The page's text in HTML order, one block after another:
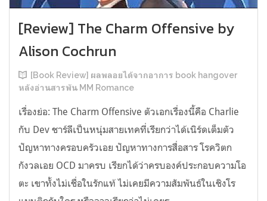
[Review] The Charm Offensive by
Alison Cochrun
[Book Review] ผลพลอยได้จากอาการ book hangover
หลังอ่านสารพัน MM Romance
เรื่องย่อ: The Charm Offensive ตัวเอกเรื่องนี้คือ Charlie
กับ Dev ชาร์ลีเป็นหนุ่มสายเทคที่เรียกว่าได้เนิร์ดเต็มตัว
ปัญหาทางครอบครัวเอย ปัญหาทางการสื่อสาร โรควิตก
กังวลเอย OCD มาครบ เรียกได้ว่าครบองค์ประกอบความโอ
ตะ เขาทั้งไม่เชื่อในรักแท้ ไม่เคยมีความสัมพันธ์ในเชิงโร